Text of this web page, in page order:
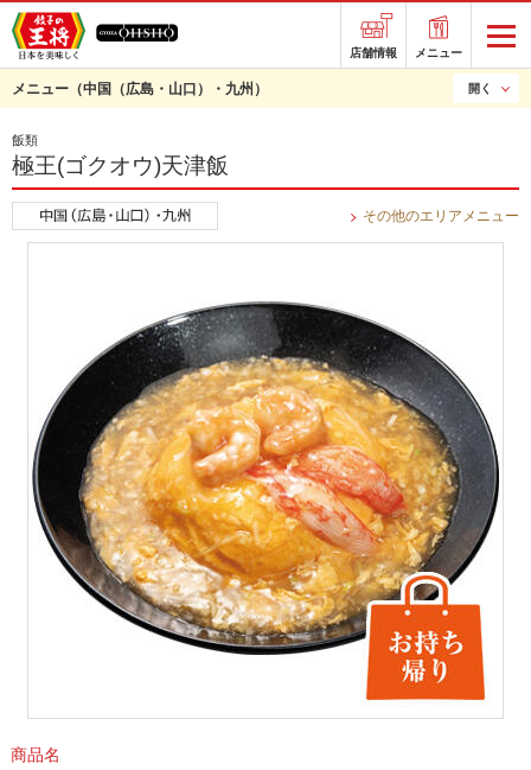
店舗情報 メニュー
極王(ゴクオウ)天津飯
その他のエリアメニュー
飯類
商品名
メニュー （中国（広島・山口）・九州） 開く